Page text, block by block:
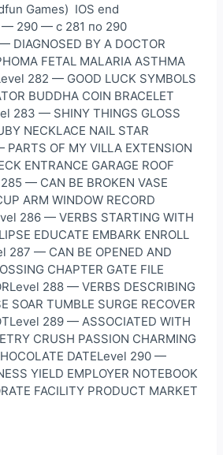
Games) IOS end
— 290 — с 281 по 290
DIAGNOSED BY A DOCTOR
FETAL MALARIA ASTHMA
282 — GOOD LUCK SYMBOLS
BUDDHA COIN BRACELET
283 — SHINY THINGS GLOSS
NECKLACE NAIL STAR
OF MY VILLA EXTENSION
ENTRANCE GARAGE ROOF
— CAN BE BROKEN VASE
ARM WINDOW RECORD
286 — VERBS STARTING WITH
EDUCATE EMBARK ENROLL
287 — CAN BE OPENED AND
CHAPTER GATE FILE
288 — VERBS DESCRIBING
SOAR TUMBLE SURGE RECOVER
289 — ASSOCIATED WITH
CRUSH PASSION CHARMING
DATELevel 290 —
YIELD EMPLOYER NOTEBOOK
FACILITY PRODUCT MARKET